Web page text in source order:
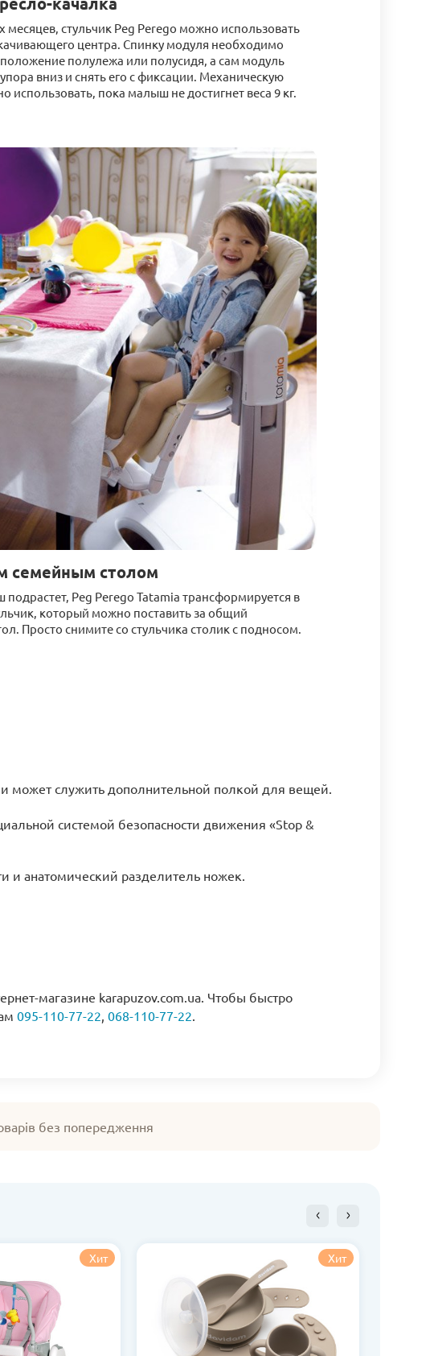
месяцев, стульчик Peg Perego можно использовать
центра. Спинку модуля необходимо
положение полулежа или полусидя, а сам модуль
вниз и снять его с фиксации. Механическую
использовать, пока малыш не достигнет веса 9 кг.
семейным столом
Peg Perego Tatamia трансформируется в
который можно поставить за общий
Просто снимите со стульчика столик с подносом.
может служить дополнительной полкой для вещей.
системой безопасности движения «Stop &
и анатомический разделитель ножек.
магазине karapuzov.com.ua. Чтобы быстро
095-110-77-22, 068-110-77-22.
без попередження
Хит Хит